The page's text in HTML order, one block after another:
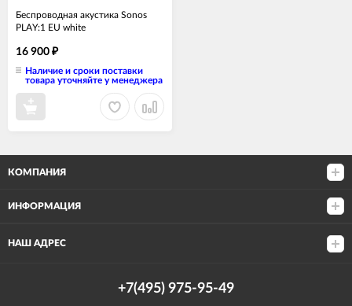
Беспроводная акустика Sonos
PLAY:1 EU white
16 900 ₽
Наличие и сроки поставки
товара уточняйте у менеджера
КОМПАНИЯ
ИНФОРМАЦИЯ
НАШ АДРЕС
+7(495) 975-95-49